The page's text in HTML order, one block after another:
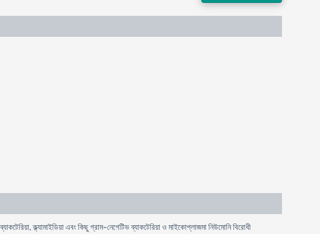
ব্যাকটেরিয়া,ক্ল্যামাইডিয়া এবং কিছু গ্রাম-নেগেটিভ ব্যাকটেরিয়া ও মাইকোপ্লাজমা নিউমােনি বিরােধী